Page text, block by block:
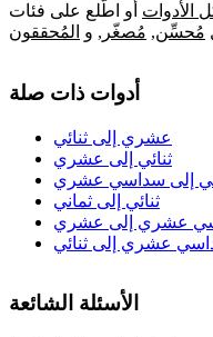
الأدوات أو اطّلع على فئات
مُحسِّن, مُصغّر , و المُحققون
أدوات ذات صلة
عشري إلى ثنائي
ثنائي إلى عشري
إلى سداسي عشري
ثنائي إلى ثماني
عشري إلى عشري
عشري إلى ثنائي
الأسئلة الشائعة